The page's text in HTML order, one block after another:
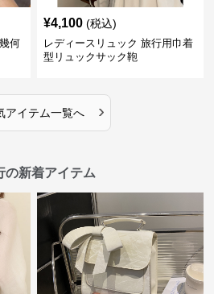
何
¥4,100 (税込)
レディースリュック 旅行用巾着
型リュックサック鞄
アイテム一覧へ ›
の新着アイテム